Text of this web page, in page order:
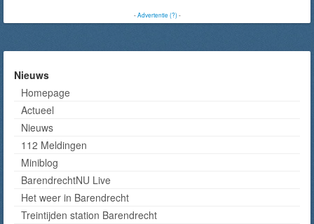
-Advertentie (?)-
Nieuws
Homepage
Actueel
Nieuws
112 Meldingen
Miniblog
BarendrechtNU Live
Het weer in Barendrecht
Treintijden station Barendrecht